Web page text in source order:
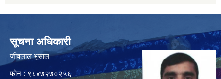
सूचना अधिकारी
जीवलाल भुसाल
फोन : ९८४७२७०२५६